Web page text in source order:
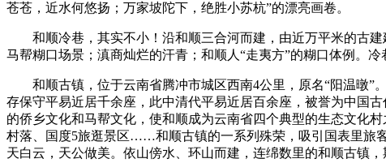
苍苍，近水何悠扬；万家坡陀下，绝胜小苏杭”的漂亮画卷。
和顺冷巷，其实不小！沿和顺三合河而建，由近万平米的古建
马帮糊口场景；滇商灿烂的汗青；和顺人“走夷方”的糊口体例。
和顺古镇，位于云南省腾冲市城区西南4公里，原名“阳温暾”。
存保守平易近居千余座，此中清代平易近居百余座，被誉为中国
的侨乡文化和马帮文化，使和顺成为云南省四个典型的生态文化
村落、国度5旅逛景区……和顺古镇的一系列殊荣，吸引国表里旅
天白云，天公做美。依山傍水、环山而建，连绵数里的和顺古镇